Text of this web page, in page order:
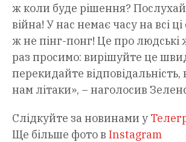
ж коли буде рішення?
війна! У нас немає часу на всі
ж не пінг-понг! Це про
раз просимо: вирішуйте це
перекидайте відповідальність,
нам літаки», – наголосив
Слідкуйте за новинами у
Ще більше фото в Instagram